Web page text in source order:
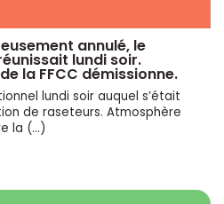
annulé, le
lundi soir.
la FFCC démissionne.
lundi soir auquel s’était
de raseteurs. Atmosphère
la (…)